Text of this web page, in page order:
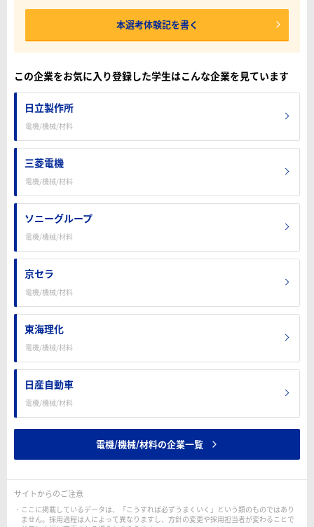
本選考体験記を書く
この企業をお気に入り登録した学生はこんな企業を見ています
日立製作所
電機/機械/材料
三菱電機
電機/機械/材料
ソニーグループ
電機/機械/材料
京セラ
電機/機械/材料
東海理化
電機/機械/材料
日産自動車
電機/機械/材料
電機/機械/材料の企業一覧
サイトからのご注意
ここに掲載しているデータは、「こうすれば必ずうまくいく」という類のものではあり
ません。採用過程は人によって異なりますし、方針の変更や採用担当者が変わることで